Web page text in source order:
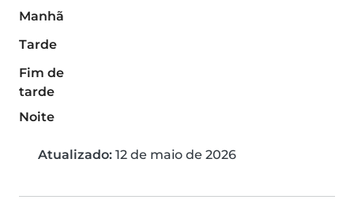
Manhã
Tarde
Fim de
tarde
Noite
Atualizado: 12 de maio de 2026